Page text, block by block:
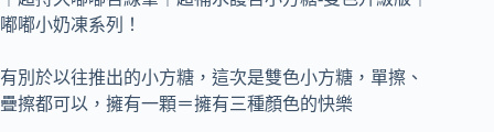
有別於以往推出的小方糖，這次是雙色小方糖，單擦、
疊擦都可以，擁有一顆＝擁有三種顏色的快樂